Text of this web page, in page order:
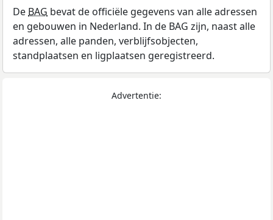
De BAG bevat de officiële gegevens van alle adressen
en gebouwen in Nederland. In de BAG zijn, naast alle
adressen, alle panden, verblijfsobjecten,
standplaatsen en ligplaatsen geregistreerd.
Advertentie: